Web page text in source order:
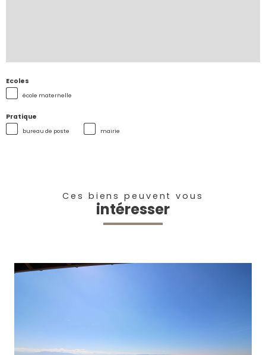
Ecoles
école maternelle
Pratique
bureau de poste mairie
Ces biens peuvent vous
intéresser
voir le bien